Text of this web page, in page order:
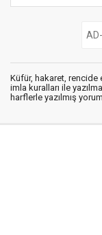
Küfür, hakaret, rencide
imla kuralları ile
harflerle yazılmış